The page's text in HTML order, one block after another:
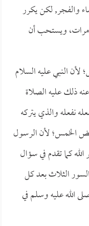
والفجر, لكن يكرر
مرات، ويستحب أن
لأن النبي عليه السلام
ذلك عليه الصلاة
نفعله والذي يتركه
الخمس؛ لأن الرسول
كما تقدم في سؤال
الثلاث بعد كل
الله عليه وسلم في